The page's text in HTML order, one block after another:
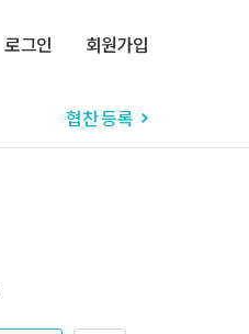
로그인 회원가입
협찬 등록